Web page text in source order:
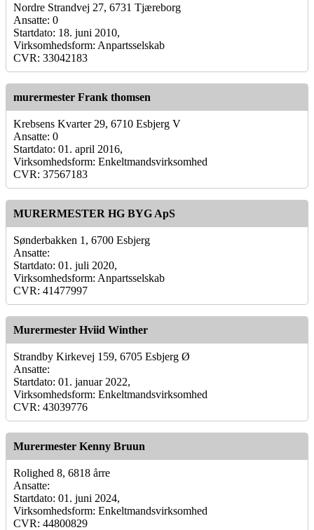
Nordre Strandvej 27, 6731 Tjæreborg
Ansatte: 0
Startdato: 18. juni 2010,
Virksomhedsform: Anpartsselskab
CVR: 33042183
murermester Frank thomsen
Krebsens Kvarter 29, 6710 Esbjerg V
Ansatte: 0
Startdato: 01. april 2016,
Virksomhedsform: Enkeltmandsvirksomhed
CVR: 37567183
MURERMESTER HG BYG ApS
Sønderbakken 1, 6700 Esbjerg
Ansatte:
Startdato: 01. juli 2020,
Virksomhedsform: Anpartsselskab
CVR: 41477997
Murermester Hviid Winther
Strandby Kirkevej 159, 6705 Esbjerg Ø
Ansatte:
Startdato: 01. januar 2022,
Virksomhedsform: Enkeltmandsvirksomhed
CVR: 43039776
Murermester Kenny Bruun
Rolighed 8, 6818 årre
Ansatte:
Startdato: 01. juni 2024,
Virksomhedsform: Enkeltmandsvirksomhed
CVR: 44800829